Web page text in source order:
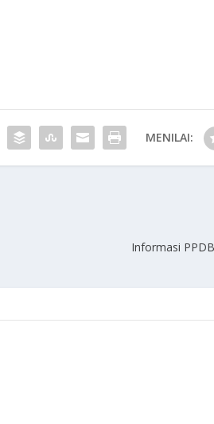
MENILAI:
Informasi